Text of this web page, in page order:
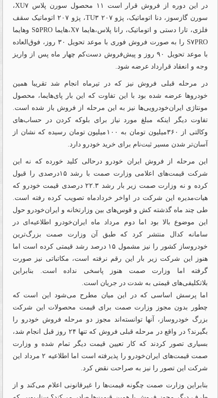
در این دوره از فروش قرار است ۱۱ محصول سورن پلاس XU۷،
سورن گازسوز، دنا اتوماتیک، پژو ۲۰۷ TU۳، پژو ۲۰۷ اتوماتیک سقف
فلزی، تارا دستی و اتوماتیک، رانا پلاس،‌هایما X۷،‌هایما S۵PRO و‌هایما
S۷PRO را به صورت فروش فوری با موعد تحویل ۳۰ روز، فوق‌العاده
با موعد تحویل ۹۰ روز و پیش‌فروش دست‌کم چهار ماه پس از واریز
وجه و انعقاد قرارداد عرضه شود.
در مرحله قبلی فروش نیز که در تیرماه انجام شد تقریبا همین
خودروها عرضه شده بود با این تفاوت که این بار پای‌هایما، محصول
مونتاژی ایران‌خودرویی‌ها نیز به این مرحله از فروش باز شده است.
تفاوت دیگر اینکه مبلغ مورد نیاز برای بلوکه‌ کردن در حساب‌های
وکالتی از ۳۶۰‌میلیون تومان به ۱۰۰‌میلیون تومان رسیده که نشان از
آسان‌تر شدن مسیر ثبت‌نام برای خرید خودرو دارد.
این مرحله از فروش ایران خودرو درحالی کلید خورده که نه این
شرکت قیمت‌های اعلامی وزارت صمت با رشد ۱۵درصدی را قبول
کرده و نه وزارت صمت زیر بار رشد ۲۲.۳ درصدی قیمت خودرو که
هیات‌مدیره این شرکت در اواخر خردادماه تصویب کرده رفته است.
طی چند ماه گذشته کش و قوس‌های بین وزارتخانه و ایران‌خودرو حول
این موضوع بالا بود اما دوم مرداد ماه ایران‌خودرو اطلاعیه‌ای در
سامانه کدال منتشر کرد که طبق آن وزارت صمت بزرگ‌ترین
خودروساز کشور را نیز مشمول ۱۵ درصد رشد قیمتی کرده است اما
هنوز این شرکت زیر بار این رقم نرفته است، مکاتباتی نیز صورت
گرفته اما وزارت صمت هنوز پاسخی نداده است. بنابراین
بلاتکلیفی‌های قیمتی به شدت در جریان است.
اما پرسش اساسی که در این میان مطرح می‌شود این است که
چطور بدون مجوز وزارت صمت برای قیمت محصولات این شرکت
بزرگ خودروساز، آنها توانسته‌اند مجوز دو مرحله فروش خودرو را
بگیرند؟ در واقع در مرحله قبلی فروش که تنها ۲۴ روز قبل انجام شد،
بسیاری تصور کردند که کار تعیین قیمت دیگر تمام شده و وزارت
صمت قیمت‌های ایران‌خودرو را پذیرفته است اما اطلاعیه ۲ مرداد این
شرکت این تصور را نیز به صراحت نقض کرد.
بنابراین وزارت صمت چگونه قیمت‌ها را غیرقانونی اعلام می‌کند و از